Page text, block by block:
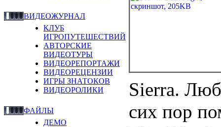
ВИДЕОЖУРНАЛ
КЛУБ
ИГРОПУТЕШЕСТВИЙ
АВТОРСКИЕ
ВИДЕОТУРЫ
ВИДЕОРЕПОРТАЖИ
ВИДЕОРЕЦЕНЗИИ
ИГРЫ ЗНАТОКОВ
ВИДЕОРОЛИКИ
ФАЙЛЫ
ДЕМО
Sierra.
сих пор